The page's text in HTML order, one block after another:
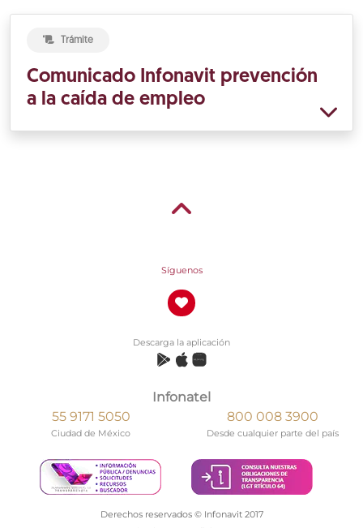
Trámite
Comunicado Infonavit prevención
a la caída de empleo
Síguenos
Descarga la aplicación
Infonatel
55 9171 5050
Ciudad de México
800 008 3900
Desde cualquier parte del país
Derechos reservados © Infonavit 2017